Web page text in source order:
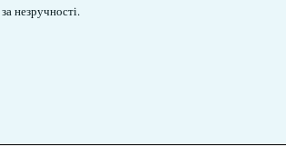
незручності.